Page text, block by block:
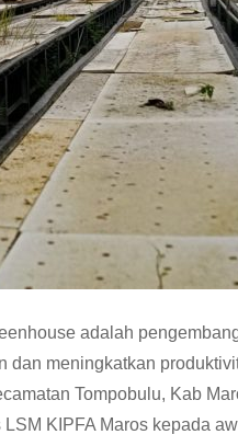
adalah
dan meningkatkan
Tompobulu, Kab
KIPFA Maros kepada